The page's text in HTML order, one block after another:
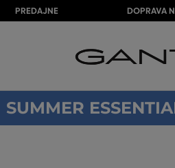
PREDAJNE DOPRAVA
SUMMER